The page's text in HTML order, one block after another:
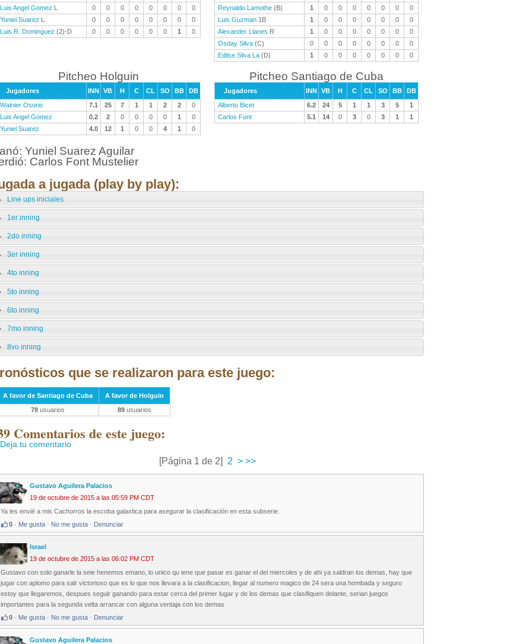
Luis Angel Gomez L 0 0 0 0 0 0 0
0
Yuniel Suarez L 0 0 0 0 0 0 0
0
Luis R. Dominguez (2)-D 0 0 0 0 0 0 1 0
Reynaldo Lamothe (B) 1 0 0 0 0 0 0
0
Luis Guzman 1B 1 0 0 0 0 0 0
0
Alexander Llanes R 1 0 0 0 0 0 0
0
Osday Silva (C) 0 0 0 0 0 0 0
0
Edilse Silva La (D) 1 0 0 0 0 0 0 0
Pitcheo Holguin
Jugadores INN VB H C CL SO BB
DB
Walnier Osorio
7.1 25 7 1 1 2 2
0
Luis Angel Gomez
0.2 2 0 0 0 0 1
0
Yuniel Suarez
4.0 12 1 0 0 4 1 0
Pitcheo Santiago de Cuba
Jugadores INN VB H C CL SO BB
DB
Alberto Bicet
6.2 24 5 1 1 3 5
1
Carlos Font
5.1 14 0 3 0 3 1 1
Yuniel Suarez Aguilar
Carlos Font Mustelier
a jugada (play by play):
Line ups iniciales
1er inning
2do inning
3er inning
4to inning
5to inning
6to inning
7mo inning
8vo inning
que se realizaron para este juego:
A favor de Santiago de Cuba
A favor de Holguin
78 usuarios 89 usuarios
Comentarios de este juego:
Deja tu comentario
[Página 1 de 2] 2 >>>
Gustavo Aguilera Palacios
19 de octubre de 2015 a las 05:59 PM CDT
Ya les envié a mis Cachorros la escoba galaxtica para asegurar la clasificación en esta subserie.
0 · Me gusta · No me gusta · Denunciar
Israel
19 de octubre de 2015 a las 06:02 PM CDT
Gustavo con solo ganarle la seie henemos emano, lo unico qu iene que pasar es ganar el del miercoles y de ahi ya saldran los demas, hay que
jugar con aplomo para salr victorioso que es lo que nos llevara a la clasificacion, llegar al numero magico de 24 sera una hombada y seguro
estoy que llegaremos, despues seguir ganando para estar cerca del primer lugar y de los demas que clasifiquen delante, serian juegos
importantes para la segunda velta arrancar con alguna ventaja con los demas
0 · Me gusta · No me gusta · Denunciar
Gustavo Aguilera Palacios